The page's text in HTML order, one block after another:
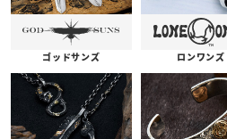
ゴッドサンズ ロンワンズ